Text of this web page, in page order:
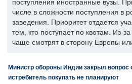
поступления иностранные вузы.
числе в сложности поступления в
заведения. Приоритет отдается
тем, кто поступает по квотам. Из-
чаще смотрят в сторону Европы
Министр обороны Индии закрыл вопрос
истребитель покупать не планируют